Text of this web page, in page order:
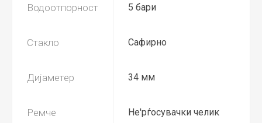
Водоотпорност 5 бари
Стакло Сафирно
Дијаметер 34 мм
Ремче Не'рѓосувачки челик